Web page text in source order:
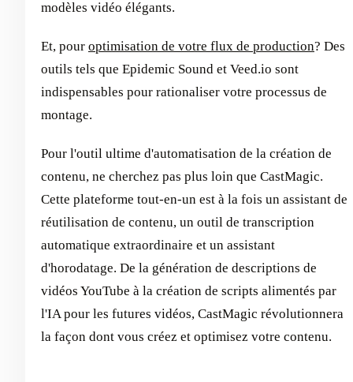
modèles vidéo élégants.
Et, pour optimisation de votre flux de production? Des
outils tels que Epidemic Sound et Veed.io sont
indispensables pour rationaliser votre processus de
montage.
Pour l'outil ultime d'automatisation de la création de
contenu, ne cherchez pas plus loin que CastMagic.
Cette plateforme tout-en-un est à la fois un assistant de
réutilisation de contenu, un outil de transcription
automatique extraordinaire et un assistant
d'horodatage. De la génération de descriptions de
vidéos YouTube à la création de scripts alimentés par
l'IA pour les futures vidéos, CastMagic révolutionnera
la façon dont vous créez et optimisez votre contenu.